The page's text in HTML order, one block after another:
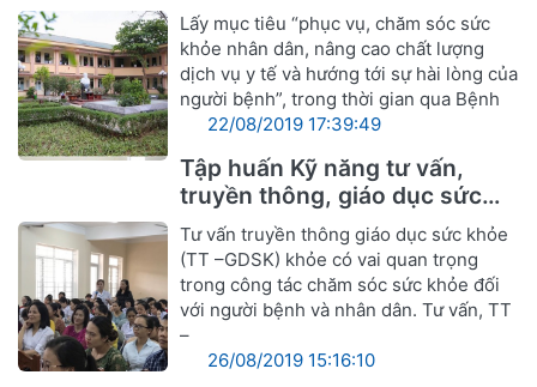
Lấy mục tiêu “phục vụ, chăm sóc sức
khỏe nhân dân, nâng cao chất lượng
dịch vụ y tế và hướng tới sự hài lòng của
người bệnh”, trong thời gian qua Bệnh
22/08/2019 17:39:49
Tập huấn Kỹ năng tư vấn,
truyền thông, giáo dục sức
khỏe
Tư vấn truyền thông giáo dục sức khỏe
(TT –GDSK) khỏe có vai quan trọng
trong công tác chăm sóc sức khỏe đối
với người bệnh và nhân dân. Tư vấn, TT
–
26/08/2019 15:16:10